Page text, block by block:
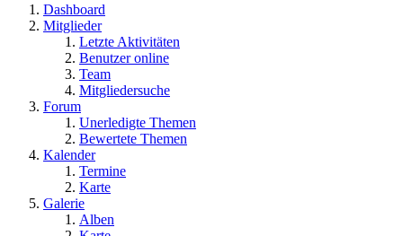
Dashboard
Mitglieder
Letzte Aktivitäten
Benutzer online
Team
Mitgliedersuche
Forum
Unerledigte Themen
Bewertete Themen
Kalender
Termine
Karte
Galerie
Alben